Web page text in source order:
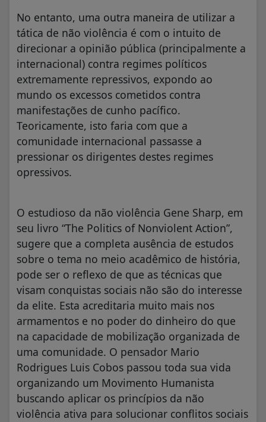
No entanto, uma outra maneira de utilizar a
tática de não violência é com o intuito de
direcionar a opinião pública (principalmente a
internacional) contra regimes políticos
extremamente repressivos, expondo ao
mundo os excessos cometidos contra
manifestações de cunho pacífico.
Teoricamente, isto faria com que a
comunidade internacional passasse a
pressionar os dirigentes destes regimes
opressivos.
O estudioso da não violência Gene Sharp, em
seu livro “The Politics of Nonviolent Action”,
sugere que a completa ausência de estudos
sobre o tema no meio acadêmico de história,
pode ser o reflexo de que as técnicas que
visam conquistas sociais não são do interesse
da elite. Esta acreditaria muito mais nos
armamentos e no poder do dinheiro do que
na capacidade de mobilização organizada de
uma comunidade. O pensador Mario
Rodrigues Luis Cobos passou toda sua vida
organizando um Movimento Humanista
buscando aplicar os princípios da não
violência ativa para solucionar conflitos sociais